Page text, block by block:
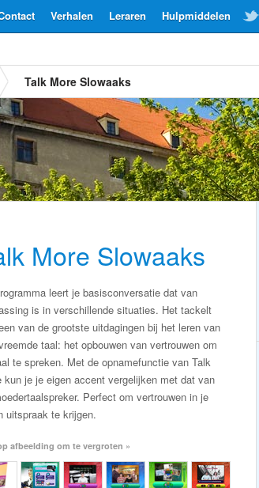
Hulpmiddelen
Leraren
Verhalen
Talk More Slowaaks
More Slowaaks
leert je basisconversatie dat van
is in verschillende situaties. Het tackelt
van de grootste uitdagingen bij het leren van
taal: het opbouwen van vertrouwen om
te spreken. Met de opnamefunctie van Talk
kun je je eigen accent vergelijken met dat van
Perfect om vertrouwen in je
uitspraak te krijgen.
afbeelding om te vergroten »